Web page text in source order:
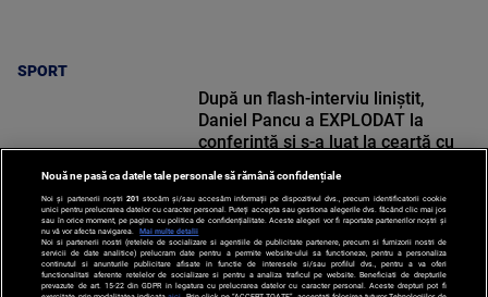
SPORT
SPORT
După un flash-interviu liniștit,
Daniel Pancu a EXPLODAT la
conferință și s-a luat la ceartă cu
strigați”
Nouă ne pasă ca datele tale personale să rămână confidențiale
Noi și partenerii noștri 201 stocăm și/sau accesăm informații pe dispozitivul dvs., precum identificatorii cookie
unici pentru prelucrarea datelor cu caracter personal. Puteți accepta sau gestiona alegerile dvs. făcând clic mai jos
sau în orice moment, pe pagina cu politica de confidențialitate. Aceste alegeri vor fi raportate partenerilor noștri și
nu vă vor afecta navigarea.
Mai multe detalii
Noi si partenerii nostri (retelele de socializare si agentiile de publicitate partenere, precum si furnizorii nostri de
servicii de date analitice) prelucram date pentru a permite website-ului sa functioneze, pentru a personaliza
continutul si anunturile publicitare afisate in functie de interesele si/sau profilul dvs., pentru a va oferi
functionalitati aferente retelelor de socializare si pentru a analiza traficul pe website. Beneficiati de drepturile
prevazute de art. 15-22 din GDPR in legatura cu prelucrarea datelor cu caracter personal. Aceste drepturi pot fi